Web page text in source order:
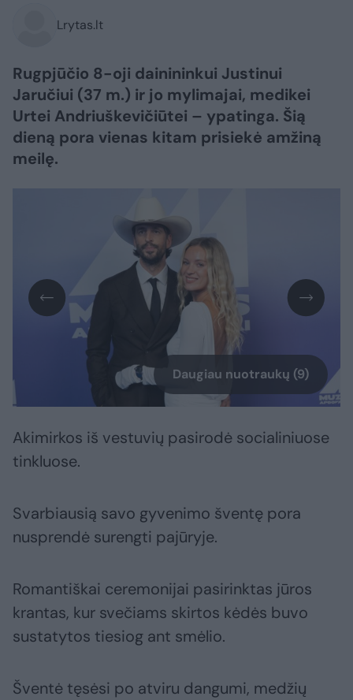
Lrytas.lt
Rugpjūčio 8-oji dainininkui Justinui
Jaručiui (37 m.) ir jo mylimajai, medikei
Urtei Andriuškevičiūtei – ypatinga. Šią
dieną pora vienas kitam prisiekė amžiną
meilę.
Daugiau nuotraukų (9)
Akimirkos iš vestuvių pasirodė socialiniuose
tinkluose.
Svarbiausią savo gyvenimo šventę pora
nusprendė surengti pajūryje.
Romantiškai ceremonijai pasirinktas jūros
krantas, kur svečiams skirtos kėdės buvo
sustatytos tiesiog ant smėlio.
Šventė tęsėsi po atviru dangumi, medžių